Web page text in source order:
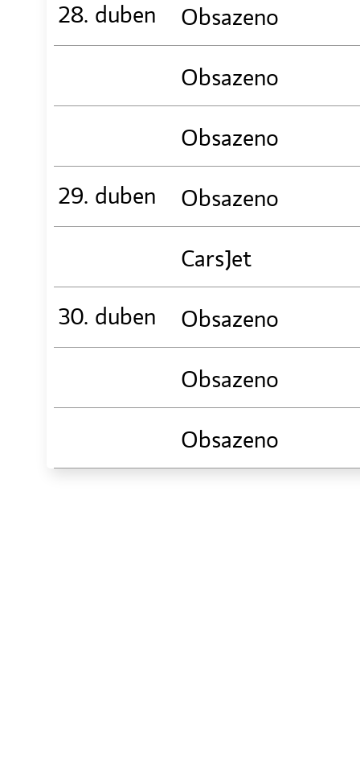
28. duben Obsazeno
Obsazeno
Obsazeno
29. duben Obsazeno
CarsJet
30. duben Obsazeno
Obsazeno
Obsazeno